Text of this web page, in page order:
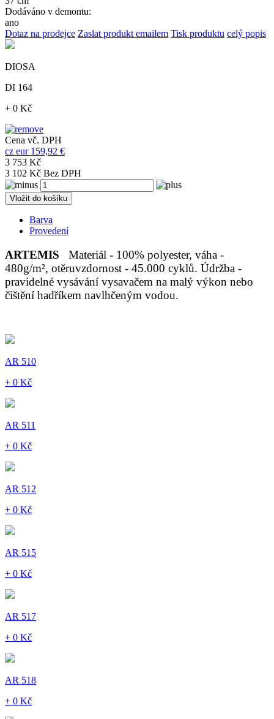
Dodáváno v demontu:
ano
Dotaz na prodejce Zaslat produkt emailem Tisk produktu celý popis
DIOSA
DI 164
+ 0 Kč
Cena vč. DPH
cz eur 159,92 €
3 753 Kč
3 102 Kč Bez DPH
Vložit do košíku
Barva
Provedení
ARTEMIS
Materiál - 100% polyester, váha -
480g/m², otěruvzdornost - 45.000 cyklů. Údržba -
pravidelné vysávání vysavačem na malý výkon nebo
čištění hadříkem navlhčeným vodou.
AR 510
+ 0 Kč
AR 511
+ 0 Kč
AR 512
+ 0 Kč
AR 515
+ 0 Kč
AR 517
+ 0 Kč
AR 518
+ 0 Kč